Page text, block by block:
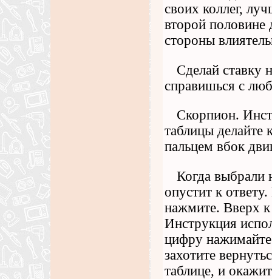
своих коллег,
второй
стороны
Сделай ставку
справишься с
Скорпион.
таблицы делайте
пальцем вбок
Когда выбрали
опустит к
нажмите. Вверх к
Инструкция
цифру нажимайте
захотите
таблице, и